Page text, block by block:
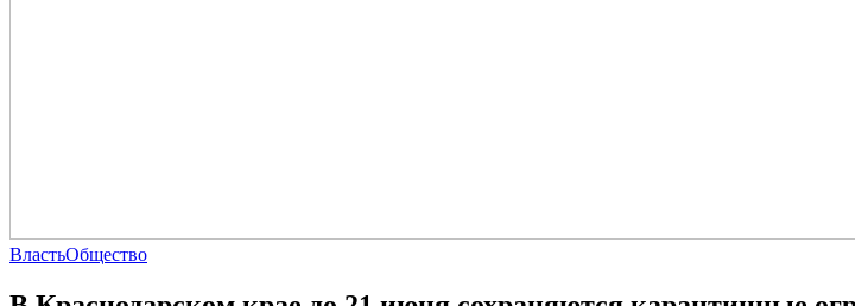
ВластьОбщество